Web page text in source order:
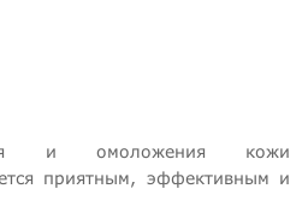
и омоложения кожи
приятным, эффективным и